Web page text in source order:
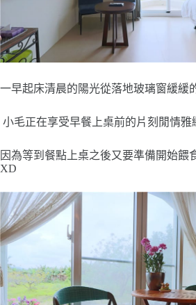
一早起床清晨的陽光從落地玻璃窗緩緩
小毛正在享受早餐上桌前的片刻閒情雅
因為等到餐點上桌之後又要準備開始餵
XD